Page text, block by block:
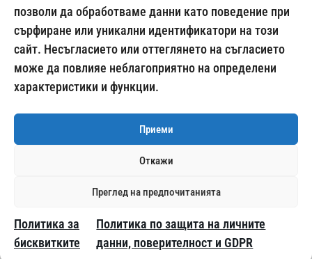
позволи да обработваме данни като поведение при
сърфиране или уникални идентификатори на този
сайт. Несъгласието или оттеглянето на съгласието
може да повлияе неблагоприятно на определени
характеристики и функции.
Приеми
Откажи
Преглед на предпочитанията
Политика за
бисквитките
Политика по защита на личните
данни, поверителност и GDPR
Начини на плащане:
Доставка с:
© 2014 – 2026